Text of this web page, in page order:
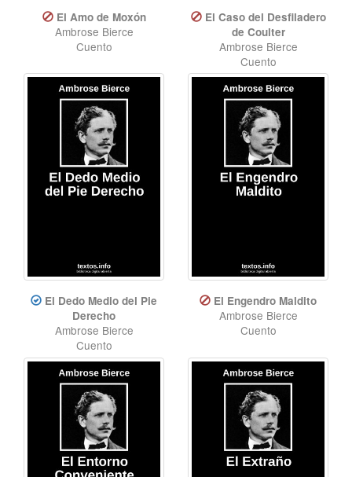
El Amo de Moxón
Ambrose Bierce
Cuento
El Caso del Desfiladero
de Coulter
Ambrose Bierce
Cuento
El Dedo Medio del Pie
Derecho
Ambrose Bierce
Cuento
El Engendro Maldito
Ambrose Bierce
Cuento